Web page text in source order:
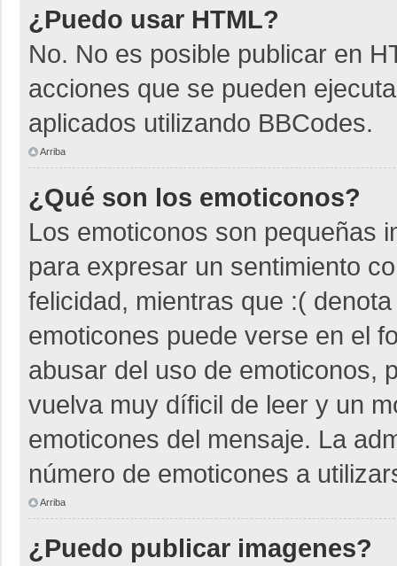
¿Puedo usar HTML?
No. No es posible publicar en
acciones que se pueden
aplicados utilizando BBCodes.
Arriba
¿Qué son los emoticonos?
Los emoticonos son pequeñas
para expresar un sentimiento
felicidad, mientras que :(
emoticones puede verse en el
abusar del uso de emoticonos,
vuelva muy díficil de leer y un
emoticones del mensaje. La
número de emoticones a
Arriba
¿Puedo publicar imagenes?